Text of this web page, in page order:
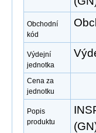
Obchodní
kód
Výdejní
jednotka
Cena za
jednotku
Popis
produktu